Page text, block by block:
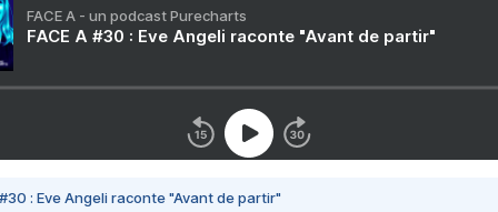
FACE A - un podcast Purecharts
FACE A #30 : Eve Angeli raconte "Avant de partir"
#30 : Eve Angeli raconte "Avant de partir"